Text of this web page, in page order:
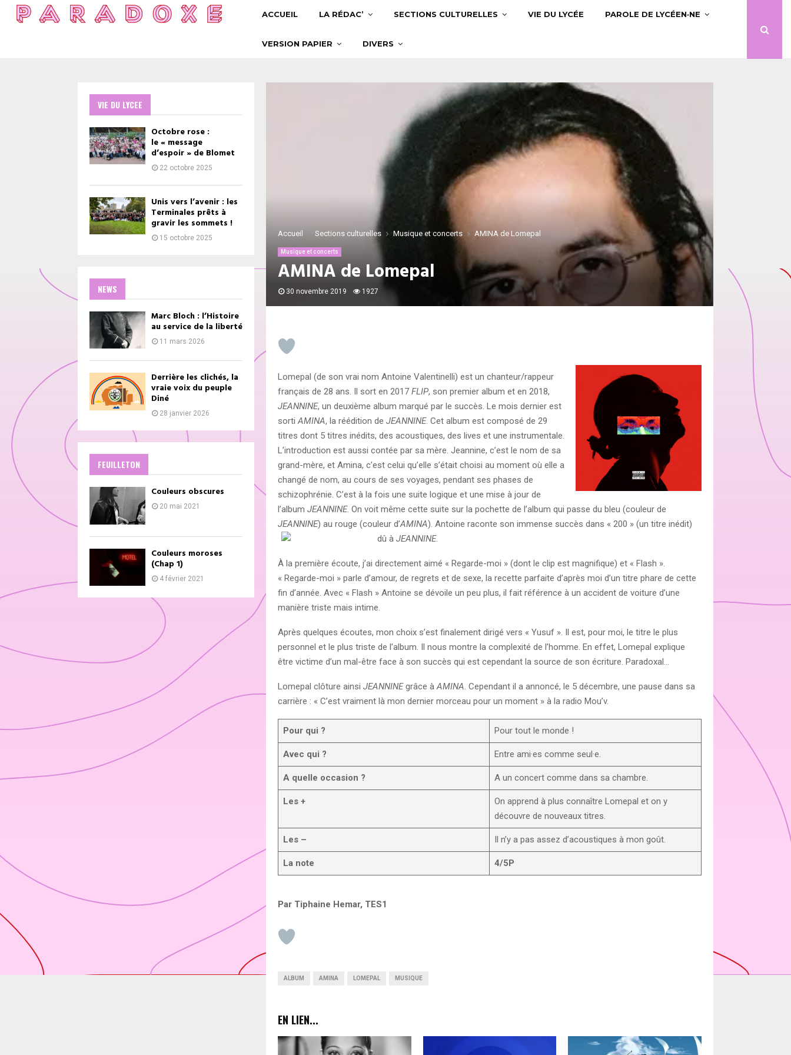
ACCUEIL LA RÉDAC’ SECTIONS CULTURELLES VIE DU LYCÉE PAROLE DE LYCÉEN·NE
VERSION PAPIER DIVERS
Accueil Sections culturelles Musique et concerts AMINA de Lomepal
Musique et concerts
AMINA de Lomepal
30 novembre 2019 1927
Lomepal (de son vrai nom Antoine Valentinelli) est un chanteur/rappeur
français de 28 ans. Il sort en 2017 FLIP, son premier album et en 2018,
JEANNINE, un deuxième album marqué par le succès. Le mois dernier est
sorti AMINA, la réédition de JEANNINE. Cet album est composé de 29
titres dont 5 titres inédits, des acoustiques, des lives et une instrumentale.
L’introduction est aussi contée par sa mère. Jeannine, c’est le nom de sa
grand-mère, et Amina, c’est celui qu’elle s’était choisi au moment où elle a
changé de nom, au cours de ses voyages, pendant ses phases de
schizophrénie. C’est à la fois une suite logique et une mise à jour de
l’album JEANNINE. On voit même cette suite sur la pochette de l’album qui passe du bleu (couleur de
JEANNINE) au rouge (couleur d’AMINA). Antoine raconte son immense succès dans « 200 » (un titre inédit)
dû à JEANNINE.
À la première écoute, j’ai directement aimé « Regarde-moi » (dont le clip est magnifique) et « Flash ».
« Regarde-moi » parle d’amour, de regrets et de sexe, la recette parfaite d’après moi d’un titre phare de cette
fin d’année. Avec « Flash » Antoine se dévoile un peu plus, il fait référence à un accident de voiture d’une
manière triste mais intime.
Après quelques écoutes, mon choix s’est finalement dirigé vers « Yusuf ». Il est, pour moi, le titre le plus
personnel et le plus triste de l’album. Il nous montre la complexité de l’homme. En effet, Lomepal explique
être victime d’un mal-être face à son succès qui est cependant la source de son écriture. Paradoxal…
Lomepal clôture ainsi JEANNINEgrâce à AMINA . Cependant il a annoncé, le 5 décembre, une pause dans sa
carrière : « C’est vraiment là mon dernier morceau pour un moment » à la radio Mou’v.
Pour qui ? Pour tout le monde !
Avec qui ? Entre ami·es comme seul·e.
A quelle occasion ? A un concert comme dans sa chambre.
Les +
On apprend à plus connaître Lomepal et on y
découvre de nouveaux titres.
Les – Il n’y a pas assez d’acoustiques à mon goût.
La note 4/5P
Par Tiphaine Hemar, TES1
ALBUM AMINA LOMEPAL MUSIQUE
EN LIEN...
VIE DU LYCEE
Octobre rose :
le « message
d’espoir » de Blomet
22 octobre 2025
Unis vers l’avenir : les
Terminales prêts à
gravir les sommets !
15 octobre 2025
NEWS
Marc Bloch : l’Histoire
au service de la liberté
11 mars 2026
Derrière les clichés, la
vraie voix du peuple
Diné
28 janvier 2026
FEUILLETON
Couleurs obscures
20 mai 2021
Couleurs moroses
(Chap 1)
4 février 2021